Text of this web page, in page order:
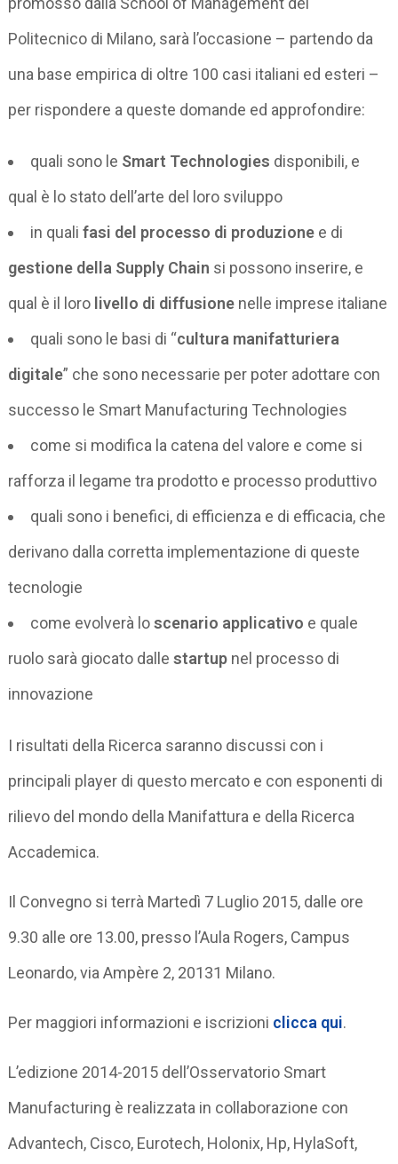
Politecnico di Milano, sarà l’occasione – partendo da
una base empirica di oltre 100 casi italiani ed esteri –
per rispondere a queste domande ed approfondire:
quali sono le Smart Technologies disponibili, e
qual è lo stato dell’arte del loro sviluppo
in qualifasi del processo di produzione e di
gestione della Supply Chain si possono inserire, e
qual è il loro livello di diffusione nelle imprese italiane
quali sono le basi di “cultura manifatturiera
digitale” che sono necessarie per poter adottare con
successo le Smart Manufacturing Technologies
come si modifica la catena del valore e come si
rafforza il legame tra prodotto e processo produttivo
quali sono i benefici, di efficienza e di efficacia, che
derivano dalla corretta implementazione di queste
tecnologie
come evolverà loscenario applicativo e quale
ruolo sarà giocato dallestartup nel processo di
innovazione
I risultati della Ricerca saranno discussi con i
principali player di questo mercato e con esponenti di
rilievo del mondo della Manifattura e della Ricerca
Accademica.
Il Convegno si terrà Martedì 7 Luglio 2015, dalle ore
9.30 alle ore 13.00, presso l’Aula Rogers, Campus
Leonardo, via Ampère 2, 20131 Milano.
Per maggiori informazioni e iscrizioni clicca qui.
L’edizione 2014-2015 dell’Osservatorio Smart
Manufacturing è realizzata in collaborazione con
Advantech, Cisco, Eurotech, Holonix, Hp, HylaSoft,